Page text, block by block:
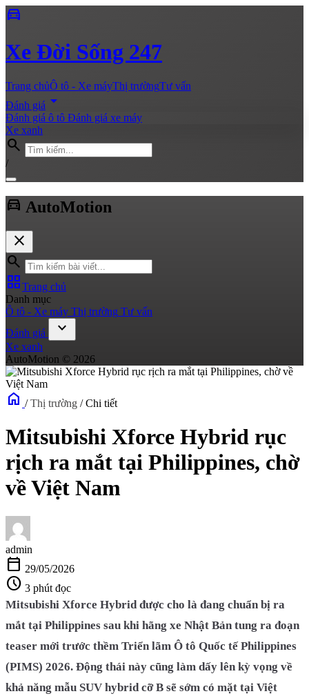
directions_car
Xe Đời Sống 247
Trang chủÔ tô - Xe máyThị trườngTư vấn
Đánh giá arrow_drop_down
Đánh giá ô tô Đánh giá xe máy
Xe xanh
search
/
directions_car AutoMotion
close
search
grid_viewTrang chủ
Danh mục
Ô tô - Xe máy Thị trường Tư vấn
Đánh giá
expand_more
Xe xanh
AutoMotion © 2026
home / Thị trường / Chi tiết
Mitsubishi Xforce Hybrid rục
rịch ra mắt tại Philippines, chờ
về Việt Nam
admin
calendar_today 29/05/2026
schedule 3 phút đọc
Mitsubishi Xforce Hybrid được cho là đang chuẩn bị ra
mắt tại Philippines sau khi hãng xe Nhật Bản tung ra đoạn
teaser mới trước thềm Triển lãm Ô tô Quốc tế Philippines
(PIMS) 2026. Động thái này cũng làm dấy lên kỳ vọng về
khả năng mẫu SUV hybrid cỡ B sẽ sớm có mặt tại Việt